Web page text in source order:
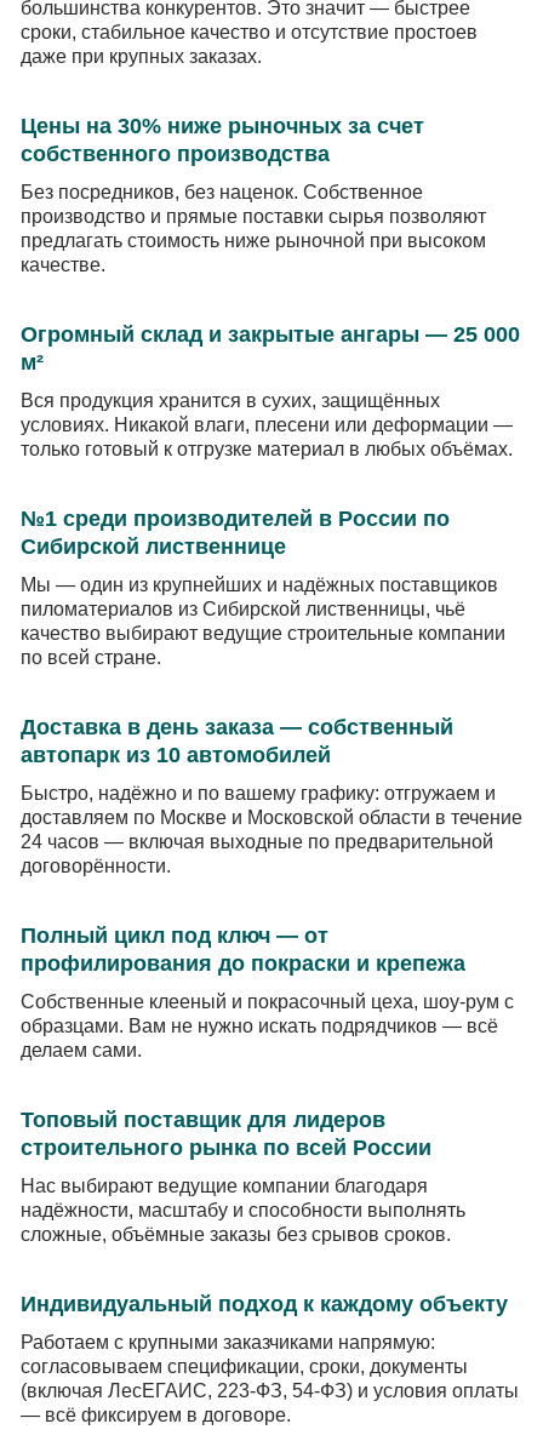
большинства конкурентов. Это значит — быстрее
сроки, стабильное качество и отсутствие простоев
даже при крупных заказах.
Цены на 30% ниже рыночных за счет
собственного производства
Без посредников, без наценок. Собственное
производство и прямые поставки сырья позволяют
предлагать стоимость ниже рыночной при высоком
качестве.
Огромный склад и закрытые ангары — 25 000
м²
Вся продукция хранится в сухих, защищённых
условиях. Никакой влаги, плесени или деформации —
только готовый к отгрузке материал в любых объёмах.
№1 среди производителей в России по
Сибирской лиственнице
Мы — один из крупнейших и надёжных поставщиков
пиломатериалов из Сибирской лиственницы, чьё
качество выбирают ведущие строительные компании
по всей стране.
Доставка в день заказа — собственный
автопарк из 10 автомобилей
Быстро, надёжно и по вашему графику: отгружаем и
доставляем по Москве и Московской области в течение
24 часов — включая выходные по предварительной
договорённости.
Полный цикл под ключ — от
профилирования до покраски и крепежа
Собственные клееный и покрасочный цеха, шоу-рум с
образцами. Вам не нужно искать подрядчиков — всё
делаем сами.
Топовый поставщик для лидеров
строительного рынка по всей России
Нас выбирают ведущие компании благодаря
надёжности, масштабу и способности выполнять
сложные, объёмные заказы без срывов сроков.
Индивидуальный подход к каждому объекту
Работаем с крупными заказчиками напрямую:
согласовываем спецификации, сроки, документы
(включая ЛесЕГАИС, 223-ФЗ, 54-ФЗ) и условия оплаты
— всё фиксируем в договоре.